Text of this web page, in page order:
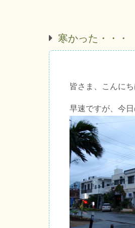
寒かった・・・
皆さま、こんに
早速ですが、今